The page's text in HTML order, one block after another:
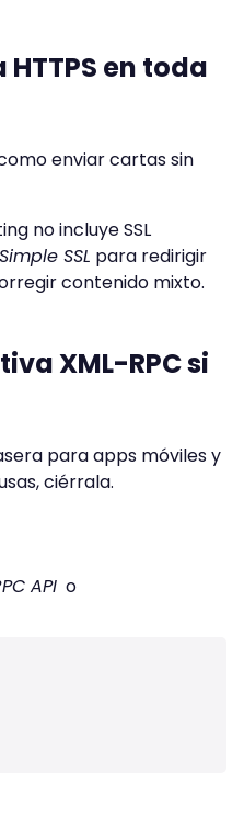
HTTPS en toda
como enviar cartas sin
no incluye SSL
SSL para redirigir
contenido mixto.
XML-RPC si
para apps móviles y
ciérrala.
API o